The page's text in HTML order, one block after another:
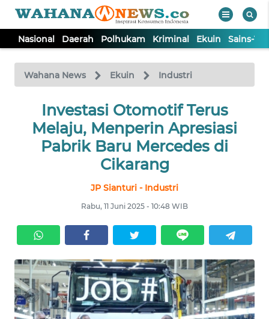
Nasional Daerah Polhukam Kriminal Ekuin Sains-
Wahana News Ekuin Industri
Investasi Otomotif Terus
Melaju, Menperin Apresiasi
Pabrik Baru Mercedes di
Cikarang
JP Sianturi - Industri
Rabu, 11 Juni 2025 - 10:48 WIB
TV
Tutup
NASIONAL
DAERAH
EKUIN
SAINS-TEKNO
KESEHATAN